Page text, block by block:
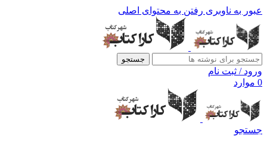
عبور به ناوبری رفتن به محتوای اصلی
جستجو
ورود / ثبت نام
0 موارد
جستجو